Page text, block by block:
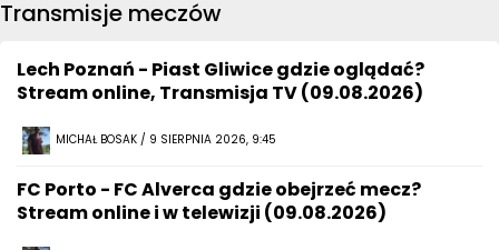
Transmisje meczów
Lech Poznań - Piast Gliwice gdzie oglądać?
Stream online, Transmisja TV (09.08.2026)
MICHAŁ BOSAK / 9 SIERPNIA 2026, 9:45
FC Porto - FC Alverca gdzie obejrzeć mecz?
Stream online i w telewizji (09.08.2026)